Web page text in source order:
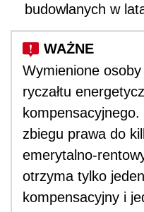
budowlanych w
Wymienione
ryczałtu
zbiegu prawa do
emerytalno-
otrzyma tylko
kompensacyjny i